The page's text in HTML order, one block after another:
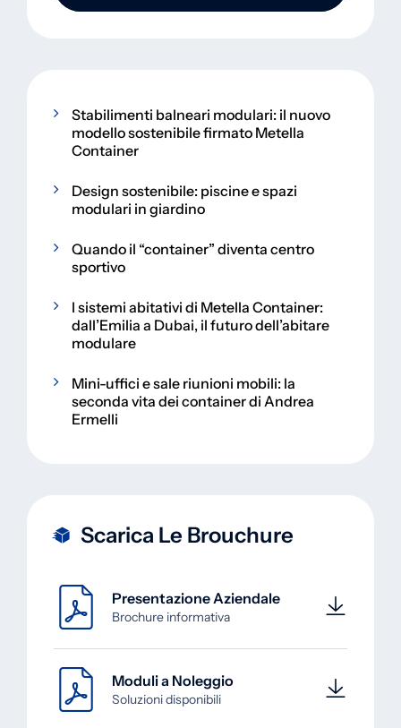
Stabilimenti balneari modulari: il nuovo
modello sostenibile firmato Metella
Container
Design sostenibile: piscine e spazi
modulari in giardino
Quando il “container” diventa centro
sportivo
I sistemi abitativi di Metella Container:
dall’Emilia a Dubai, il futuro dell’abitare
modulare
Mini-uffici e sale riunioni mobili: la
seconda vita dei container di Andrea
Ermelli
Scarica Le Brouchure
Presentazione Aziendale
Brochure informativa
Moduli a Noleggio
Soluzioni disponibili